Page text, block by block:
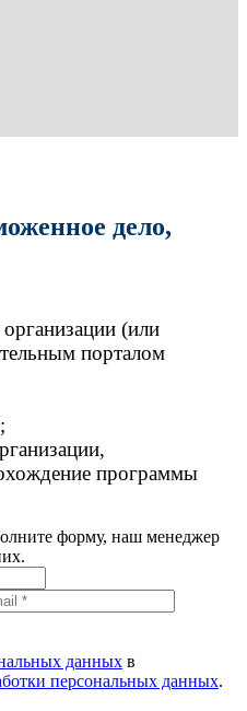
дело,
(или
порталом
программы
форму, наш менеджер
данных в
персональных данных.